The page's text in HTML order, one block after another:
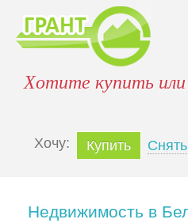
Хотите купить
Xочу: Купить Снять
Недвижимость в